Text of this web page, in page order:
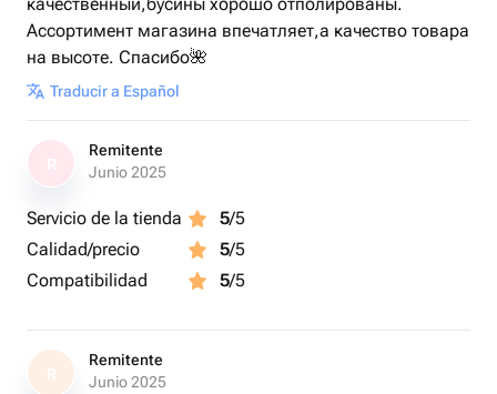
Ассортимент магазина впечатляет,а качество товара
на высоте. Спасибо🌺
Traducir a Español
Remitente
Junio 2025
Servicio de la tienda 5/5
Calidad/precio
5/5
Compatibilidad
5/5
R
Remitente
Junio 2025